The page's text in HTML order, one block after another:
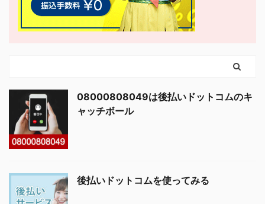
08000808049は後払いドットコムのキ
ャッチボール
後払いドットコムを使ってみる